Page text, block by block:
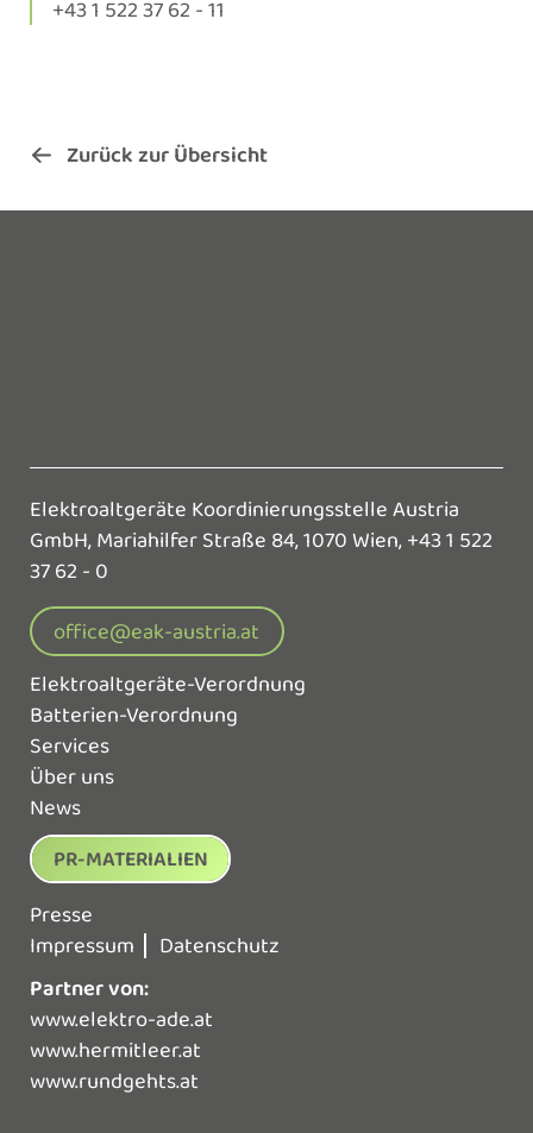
+43 1 522 37 62 - 11
Zurück zur Übersicht
Elektroaltgeräte Koordinierungsstelle Austria
GmbH,Mariahilfer Straße 84, 1070 Wien,+43 1 522
37 62 - 0
office@eak-austria.at
Elektroaltgeräte-Verordnung
Batterien-Verordnung
Services
Über uns
News
PR-MATERIALIEN
Presse
Impressum
Datenschutz
Partner von:
www.elektro-ade.at
www.hermitleer.at
www.rundgehts.at